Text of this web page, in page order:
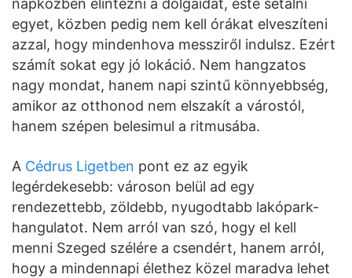
napközben elintézni a dolgaidat, este sétálni
egyet, közben pedig nem kell órákat elveszíteni
azzal, hogy mindenhova messziről indulsz. Ezért
számít sokat egy jó lokáció. Nem hangzatos
nagy mondat, hanem napi szintű könnyebbség,
amikor az otthonod nem elszakít a várostól,
hanem szépen belesimul a ritmusába.
A Cédrus Ligetben pont ez az egyik
legérdekesebb: városon belül ad egy
rendezettebb, zöldebb, nyugodtabb lakópark-
hangulatot. Nem arról van szó, hogy el kell
menni Szeged szélére a csendért, hanem arról,
hogy a mindennapi élethez közel maradva lehet